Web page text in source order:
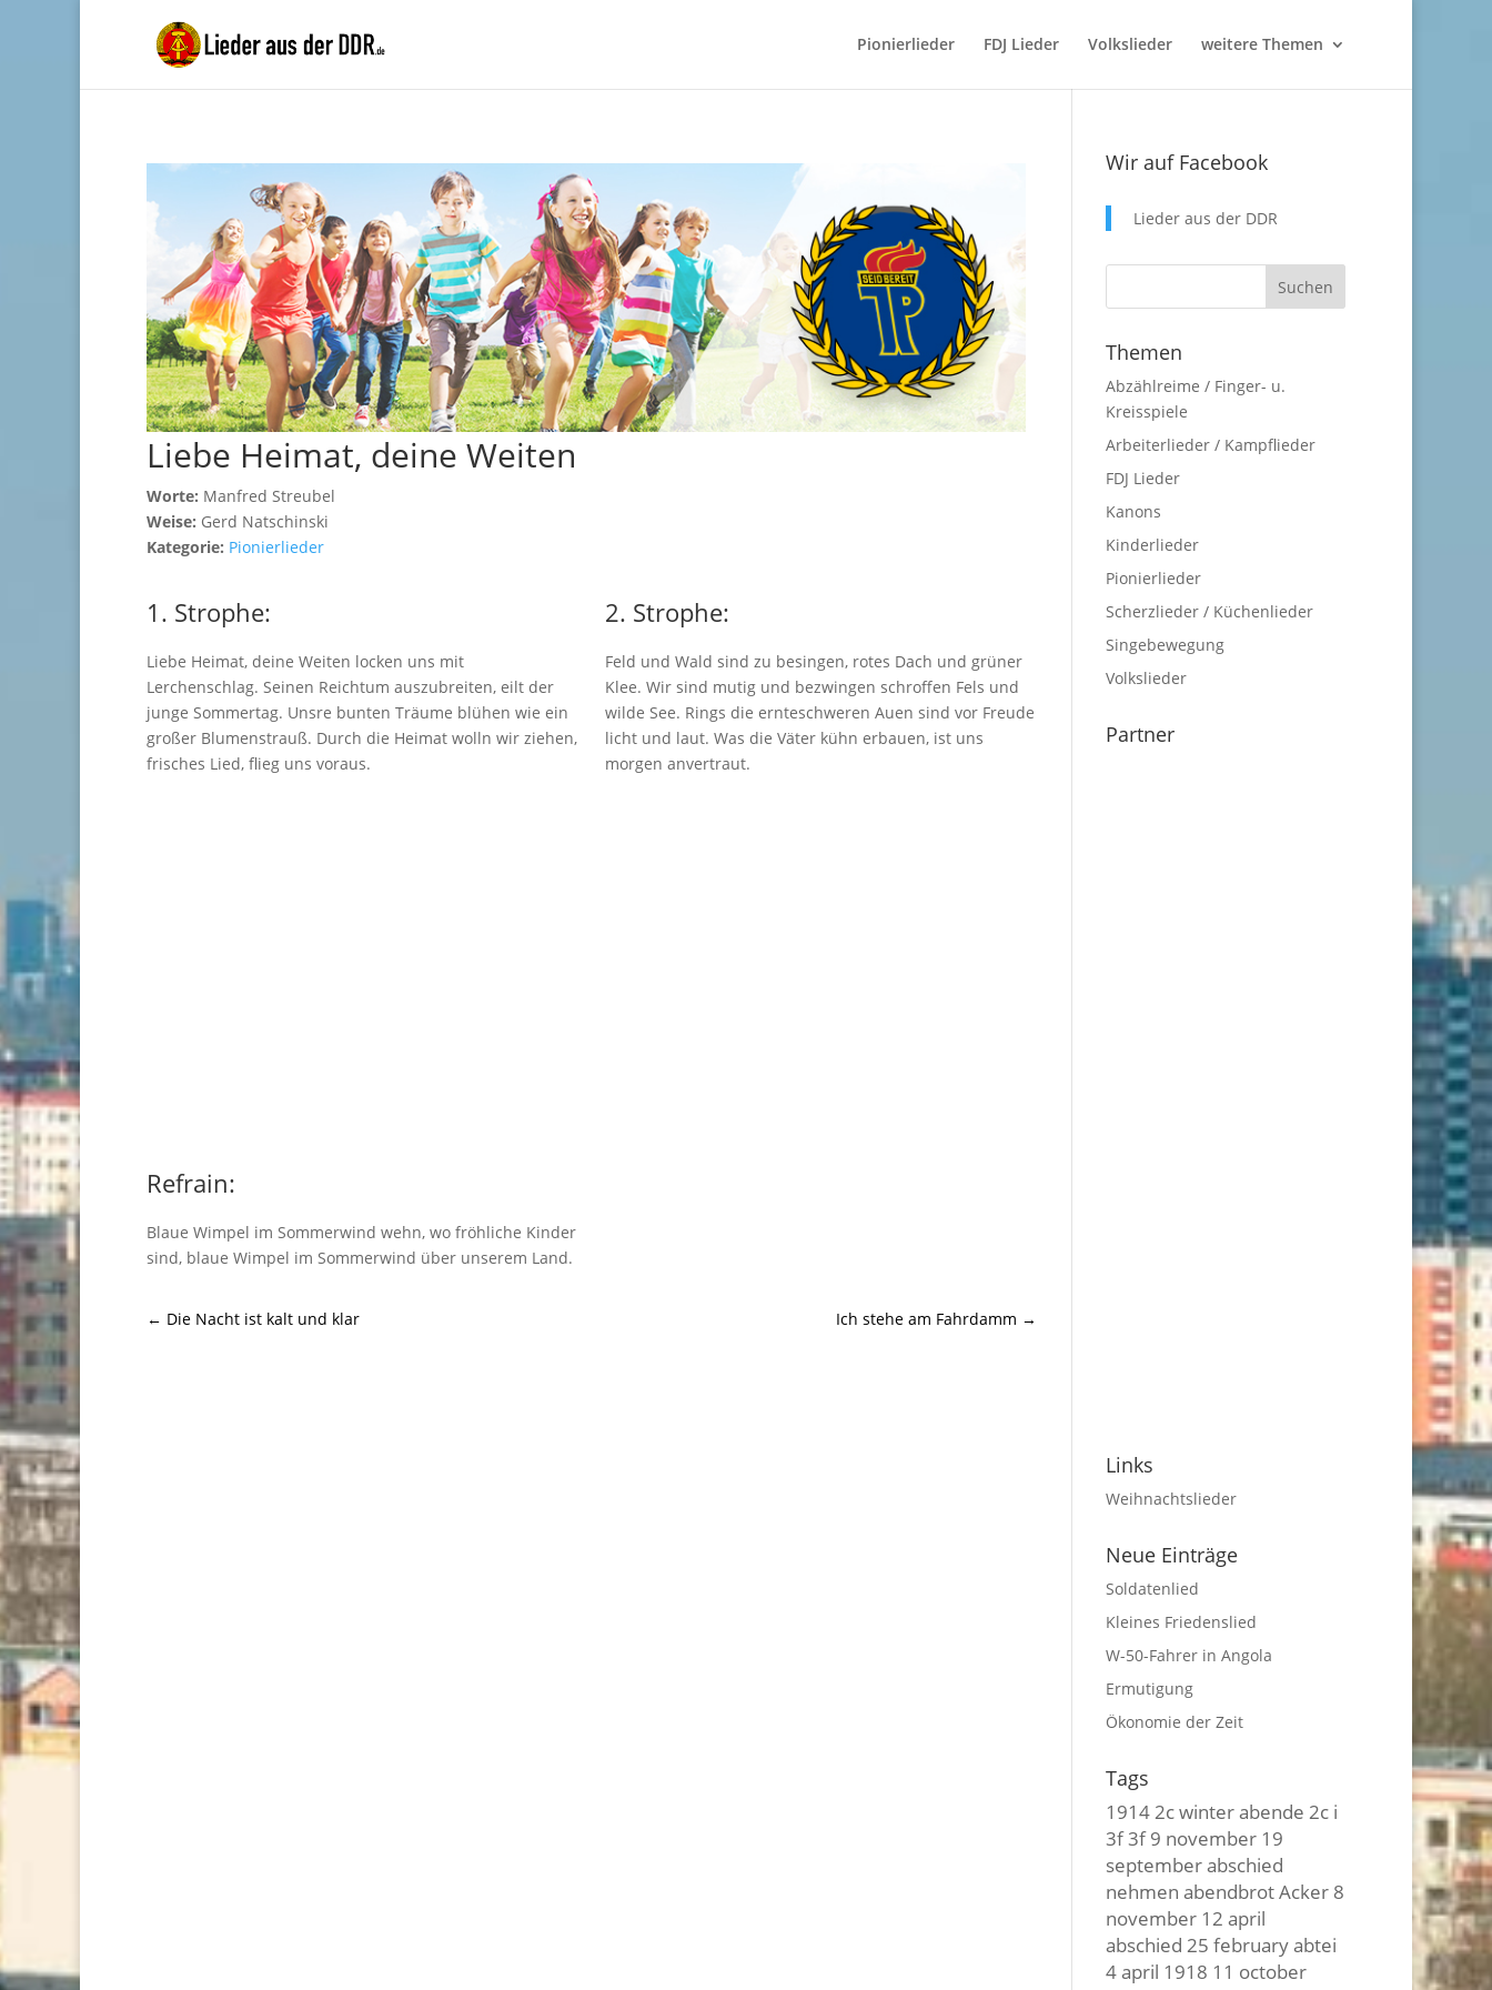
Pionierlieder FDJ Lieder Volkslieder weitere Themen
Liebe Heimat, deine Weiten
Worte: Manfred Streubel
Weise: Gerd Natschinski
Kategorie: Pionierlieder
1. Strophe:
Liebe Heimat, deine Weiten locken uns mit
Lerchenschlag. Seinen Reichtum auszubreiten, eilt der
junge Sommertag. Unsre bunten Träume blühen wie ein
großer Blumenstrauß. Durch die Heimat wolln wir ziehen,
frisches Lied, flieg uns voraus.
2. Strophe:
Feld und Wald sind zu besingen, rotes Dach und grüner
Klee. Wir sind mutig und bezwingen schroffen Fels und
wilde See. Rings die ernteschweren Auen sind vor Freude
licht und laut. Was die Väter kühn erbauen, ist uns
morgen anvertraut.
Refrain:
Blaue Wimpel im Sommerwind wehn, wo fröhliche Kinder
sind, blaue Wimpel im Sommerwind über unserem Land.
← Die Nacht ist kalt und klar Ich stehe am Fahrdamm →
Wir auf Facebook
Lieder aus der DDR
Themen
Abzählreime / Finger- u.
Kreisspiele
Arbeiterlieder / Kampflieder
FDJ Lieder
Kanons
Kinderlieder
Pionierlieder
Scherzlieder / Küchenlieder
Singebewegung
Volkslieder
Partner
Links
Weihnachtslieder
Neue Einträge
Soldatenlied
Kleines Friedenslied
W-50-Fahrer in Angola
Ermutigung
Ökonomie der Zeit
Tags
19142c winterabende 2c i
3f 3f9 november 19
septemberabschied
nehmen abendbrotAcker 8
november 12 april
abschied 25 februaryabtei
4 april 1918 11 october